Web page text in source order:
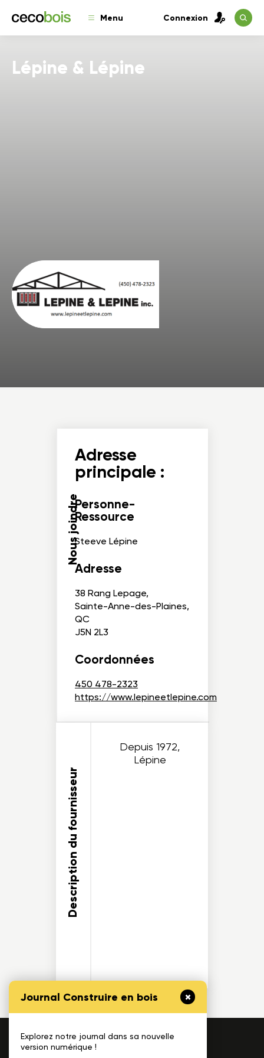
Menu Connexion
Journal Construire en bois
Explorez notre journal dans sa nouvelle
version numérique !
Lépine & Lépine
Nous joindre
Adresse
principale :
Personne-
Ressource
Steeve Lépine
Adresse
38 Rang Lepage,
Sainte-Anne-des-Plaines,
QC
J5N 2L3
Coordonnées
450 478-2323
https://www.lepineetlepine.com
Description du fournisseur
Depuis 1972,
Lépine
1175, avenue Lavigerie, Bureau 200